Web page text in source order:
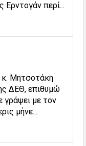
Ερντογάν περί...
κ. Μητσοτάκη
ΔΕΘ, επιθυμώ
με τον
μήνε...